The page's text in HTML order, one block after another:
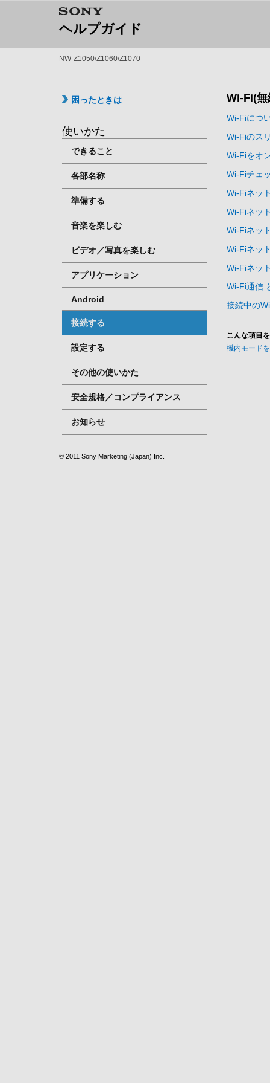
ヘルプガイド
NW-Z1050/Z1060/Z1070
困ったときは
使いかた
できること
各部名称
準備する
音楽を楽しむ
ビデオ／写真を楽しむ
アプリケーション
Android
接続する
設定する
その他の使いかた
安全規格／コンプライアンス
お知らせ
Wi-Fi(
Wi-Fiにつ
Wi-Fiのス
Wi-Fiをオ
Wi-Fiチェ
Wi-Fiネッ
Wi-Fiネッ
Wi-Fiネッ
Wi-Fiネッ
Wi-Fiネッ
Wi-Fi通信
接続中の
こんな項目
機内モード
© 2011 Sony Marketing (Japan) Inc.